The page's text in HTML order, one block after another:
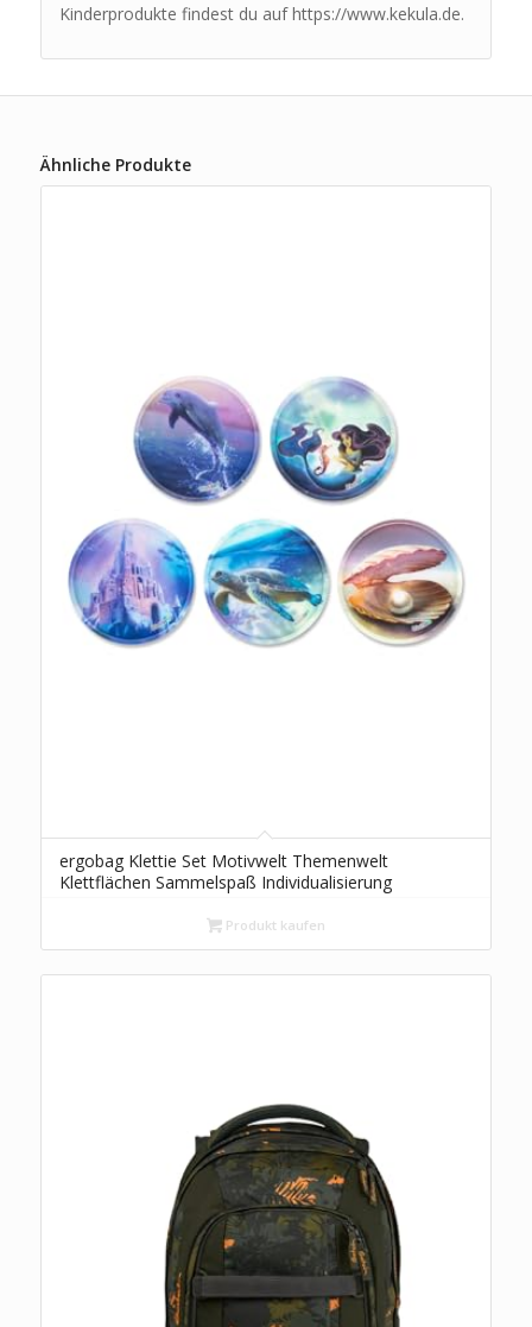
Kinderprodukte findest du auf https://www.kekula.de.
Ähnliche Produkte
ergobag Klettie Set Motivwelt Themenwelt
Klettflächen Sammelspaß Individualisierung
Produkt kaufen